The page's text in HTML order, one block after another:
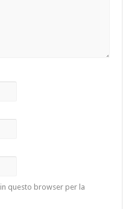
questo browser per la